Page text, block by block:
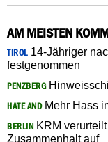
AM MEISTEN
TIROL14-Jähriger
festgenommen
PENZBERG
HATE ANDMehr Hass
BERLIN KRM
Zusammenhalt auf